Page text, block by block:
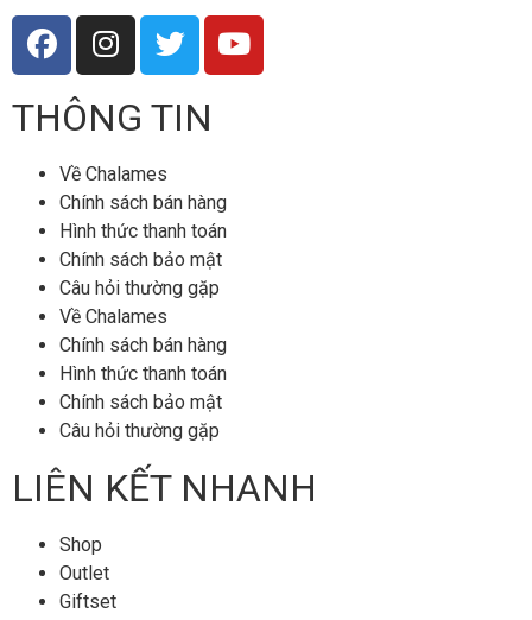
THÔNG TIN
Về Chalames
Chính sách bán hàng
Hình thức thanh toán
Chính sách bảo mật
Câu hỏi thường gặp
Về Chalames
Chính sách bán hàng
Hình thức thanh toán
Chính sách bảo mật
Câu hỏi thường gặp
LIÊN KẾT NHANH
Shop
Outlet
Giftset